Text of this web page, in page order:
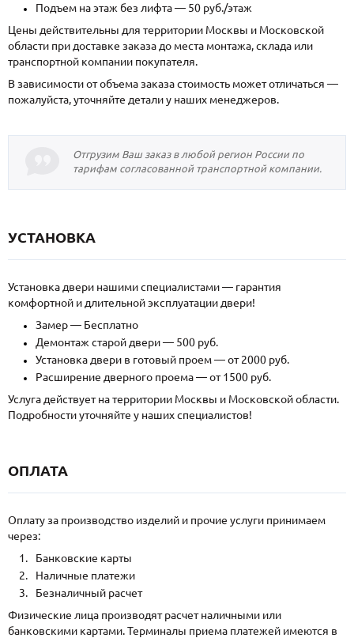
Подъем на этаж без лифта — 50 руб./этаж
Цены действительны для территории Москвы и Московской
области при доставке заказа до места монтажа, склада или
транспортной компании покупателя.
В зависимости от объема заказа стоимость может отличаться —
пожалуйста, уточняйте детали у наших менеджеров.
Отгрузим Ваш заказ в любой регион России по
тарифам согласованной транспортной компании.
УСТАНОВКА
Установка двери нашими специалистами — гарантия
комфортной и длительной эксплуатации двери!
Замер — Бесплатно
Демонтаж старой двери — 500 руб.
Установка двери в готовый проем — от 2000 руб.
Расширение дверного проема — от 1500 руб.
Услуга действует на территории Москвы и Московской области.
Подробности уточняйте у наших специалистов!
ОПЛАТА
Оплату за производство изделий и прочие услуги принимаем
через:
Банковские карты
Наличные платежи
Безналичный расчет
Физические лица производят расчет наличными или
банковскими картами. Терминалы приема платежей имеются в